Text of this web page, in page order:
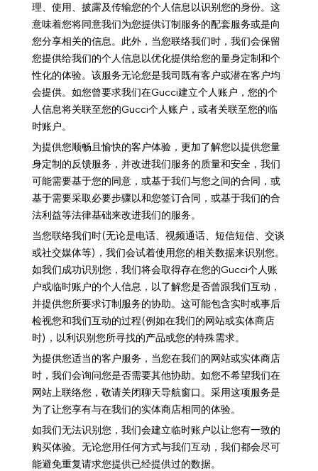
理、使用、披露及传输您的个人信息以识别您的身份。这
意味着您将同意我们为您提供订制服务的配套服务或是向
您分享相关的信息。此外，当您联络我们时，我们会保留
您提供给我们的个人信息以优化提供给您的量身定制和个
性化的体验。该服务无论您是我司既有客户或潜在客户均
会提供。如您曾要求我们在Gucci建立个人账户，您的个
人信息将关联至您的Gucci个人账户，或者关联至您的临
时账户。
为提供您顺畅且愉快的客户体验，更加了解您以提供您量
身定制的反馈服务，并改进我们服务的质量和安全，我们
可能需要基于您的同意，或基于我们与您之间的合同，或
基于需要采取必要步骤以和您签订合同，或基于我们的合
法利益等法律基础来改进我们的服务。
当您联络我们时(无论是电话、视频通话、短信短信、交谈
或社交媒体等)，我们会试着使用您的相关数据来识别您。
如我们成功识别您，我们将会取得存在您的Gucci个人账
户或临时账户的个人信息，以了解您是否曾跟我们互动，
并提供您所要求订制服务的协助。这可能包含实时或事后
检视您和我们互动的过程(例如在我们的网站或实体商店
时)，以利识别您所寻找的产品或您的特殊需求。
为提供您适当的客户服务，当您在我们的网站或实体商店
时，我们会询问您是否需要其他协助。如您不希望我们在
网站上联络您，敬请关闭聊天导航窗口。采用这项服务是
为了让您享有与在我们的实体商店相同的体验。
如我们无法识别您，我们会建立临时账户以让您有一致的
购买体验。无论您用任何方式与我们互动，我们都会尽可
能避免重复请求您提供已经提供过的数据。